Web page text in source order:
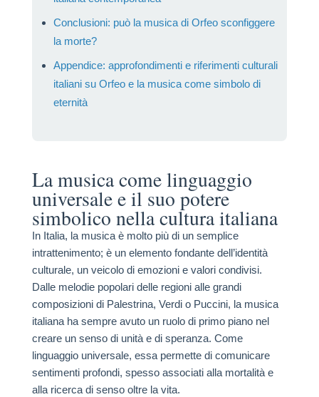
Conclusioni: può la musica di Orfeo sconfiggere
la morte?
Appendice: approfondimenti e riferimenti culturali
italiani su Orfeo e la musica come simbolo di
eternità
La musica come linguaggio
universale e il suo potere
simbolico nella cultura italiana
In Italia, la musica è molto più di un semplice
intrattenimento; è un elemento fondante dell’identità
culturale, un veicolo di emozioni e valori condivisi.
Dalle melodie popolari delle regioni alle grandi
composizioni di Palestrina, Verdi o Puccini, la musica
italiana ha sempre avuto un ruolo di primo piano nel
creare un senso di unità e di speranza. Come
linguaggio universale, essa permette di comunicare
sentimenti profondi, spesso associati alla mortalità e
alla ricerca di senso oltre la vita.